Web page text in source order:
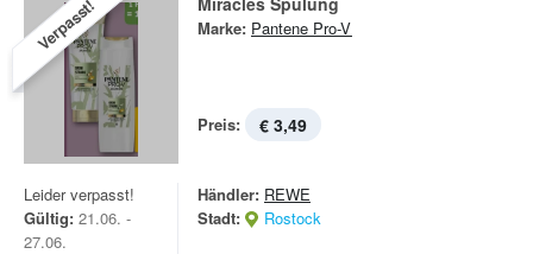
Verpasst! Marke: Pantene Pro-V
Preis: € 3,49
Leider verpasst!
Gültig: 21.06. -
27.06.
Händler: REWE
Stadt:
Rostock